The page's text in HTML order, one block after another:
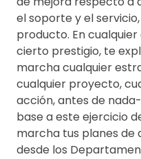
el soporte y el
producto. En
cierto prestigio, te
marcha cualquier
cualquier proyecto,
acción, antes de
base a este ejercicio
marcha tus planes de
desde los